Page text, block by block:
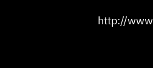
http://